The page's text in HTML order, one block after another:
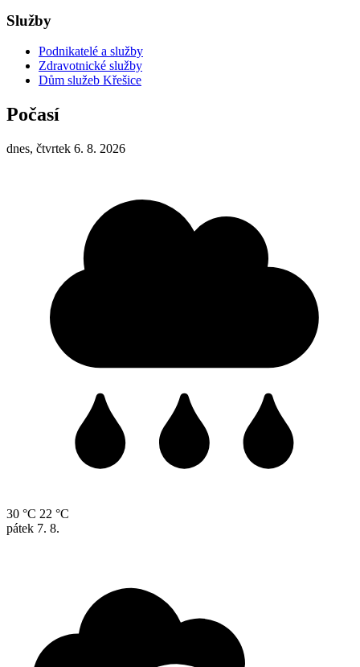
Služby
Podnikatelé a služby
Zdravotnické služby
Dům služeb Křešice
Počasí
dnes, čtvrtek 6. 8. 2026
30 °C 22 °C
pátek 7. 8.